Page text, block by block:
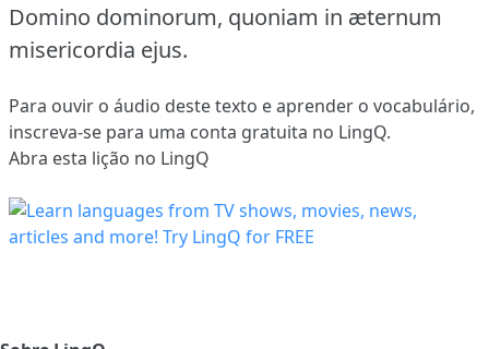
Domino dominorum, quoniam in æternum
misericordia ejus.
Para ouvir o áudio deste texto e aprender o vocabulário,
inscreva-se para uma conta gratuita no LingQ.
Abra esta lição no LingQ